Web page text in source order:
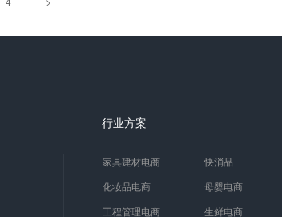
行业方案
家具建材电商
快消品
化妆品电商
母婴电商
工程管理电商
生鲜电商